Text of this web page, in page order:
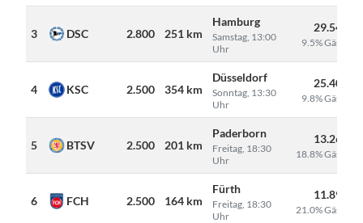
3 DSC 2.800 251 km
Hamburg
Samstag, 13:00
Uhr
29.546
9.5% Gäste
4 KSC 2.500 354 km
Düsseldorf
Sonntag, 13:30
Uhr
25.408
9.8% Gäste
5 BTSV 2.500 201 km
Paderborn
Freitag, 18:30
Uhr
13.266
18.8% Gäste
6 FCH 2.500 164 km
Fürth
Freitag, 18:30
Uhr
11.897
21.0% Gäste